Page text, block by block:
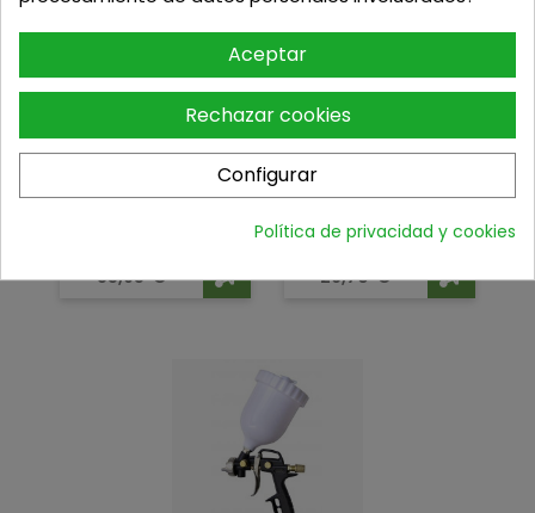
Precio
85,95€
P
ISTOLA DE SOPLADO DE GRAN...
Precio
26,70€
Aceptar
Rechazar cookies
Configurar
Política de privacidad y cookies